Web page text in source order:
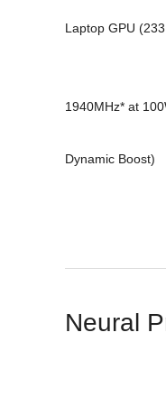
Laptop GPU
1940MHz* at
Dynamic Boost)
Neural